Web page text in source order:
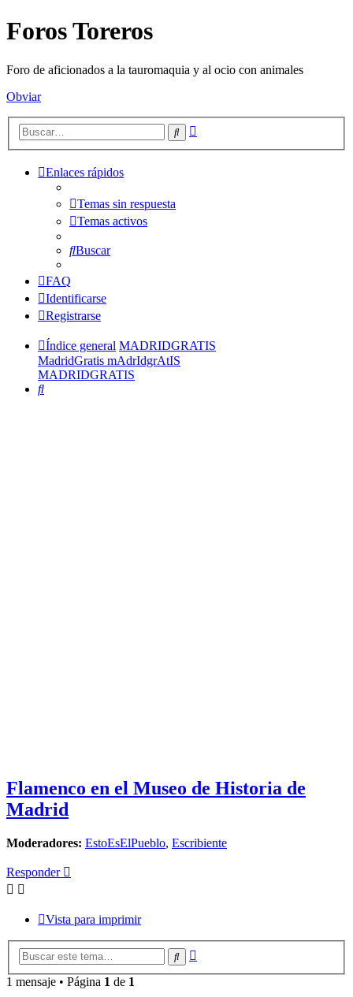
Foros Toreros
Foro de aficionados a la tauromaquia y al ocio con animales
Obviar
Buscar
Enlaces rápidos
Temas sin respuesta
Temas activos
Buscar
FAQ
Identificarse
Registrarse
Índice general MADRIDGRATIS
MadridGratis mAdrIdgrAtIS
MADRIDGRATIS
Buscar
Flamenco en el Museo de Historia de
Madrid
Moderadores: EstoEsElPueblo, Escribiente
Responder
Vista para imprimir
Buscar
1 mensaje • Página 1 de 1